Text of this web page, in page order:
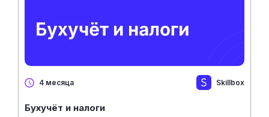
4 месяца Skillbox
Бухучёт и налоги